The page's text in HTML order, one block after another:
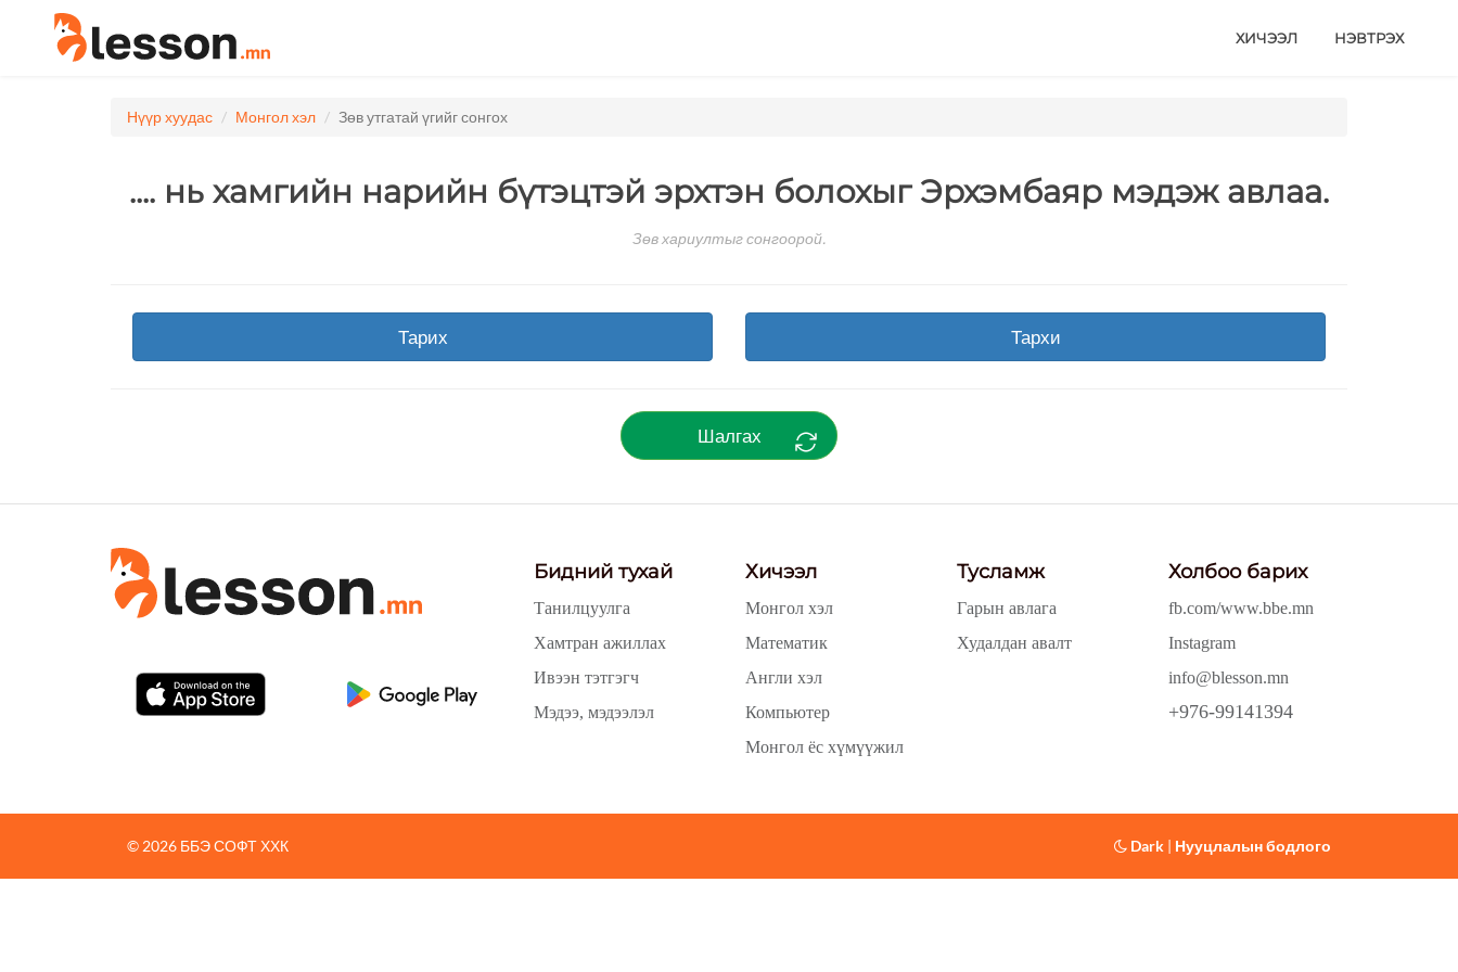
ХИЧЭЭЛ НЭВТРЭХ
Нүүр хуудас Монгол хэл Зөв утгатай үгийг сонгох
.... нь хамгийн нарийн бүтэцтэй эрхтэн болохыг Эрхэмбаяр мэдэж авлаа.
Зөв хариултыг сонгоорой.
Тарих Тархи
Шалгах
Бидний тухай
Танилцуулга
Хамтран ажиллах
Ивээн тэтгэгч
Мэдээ, мэдээлэл
Хичээл
Монгол хэл
Математик
Англи хэл
Компьютер
Монгол ёс хүмүүжил
Тусламж
Гарын авлага
Худалдан авалт
Холбоо барих
fb.com/www.bbe.mn
Instagram
info@blesson.mn
+976-99141394
© 2026 ББЭ СОФТ ХХК Dark | Нууцлалын бодлого